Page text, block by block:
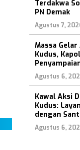
Terdakwa
PN Demak
Agustus 7,
Massa Gelar
Kudus,
Agustus 6,
Kawal Aksi
Kudus:
dengan
Agustus 6,